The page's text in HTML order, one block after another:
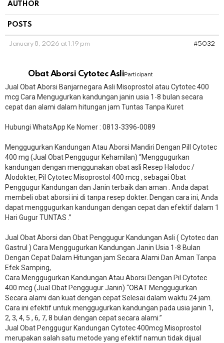
AUTHOR
POSTS
January 8, 2026 at 1:19 pm #5032
Obat Aborsi Cytotec AsliParticipant
Jual Obat Aborsi Banjarnegara Asli Misoprostol atau Cytotec 400
mcg Cara Mengugurkan kandungan janin usia 1-8 bulan secara
cepat dan alami dalam hitungan jam Tuntas Tanpa Kuret
Hubungi WhatsApp Ke Nomer : 0813-3396-0089​
Menggugurkan Kandungan Atau Aborsi Mandiri Dengan Pill Cytotec
400 mg (Jual Obat Penggugur Kehamilan) “Menggugurkan
kandungan dengan menggunakan obat asli Resep Halodoc /
Alodokter, Pil Cytotec Misoprostol 400 mcg , sebagai Obat
Penggugur Kandungan dan Janin terbaik dan aman . Anda dapat
membeli obat aborsi ini di tanpa resep dokter. Dengan cara ini, Anda
dapat menggugurkan kandungan dengan cepat dan efektif dalam 1
Hari Gugur TUNTAS .”
Jual Obat Aborsi dan Obat Penggugur Kandungan Asli ( Cytotec dan
Gastrul ) Cara Menggugurkan Kandungan Janin Usia 1-8 Bulan
Dengan Cepat Dalam Hitungan jam Secara Alami Dan Aman Tanpa
Efek Samping,
Cara Menggugurkan Kandungan Atau Aborsi Dengan Pil Cytotec
400 mcg (Jual Obat Penggugur Janin) “OBAT Menggugurkan
Secara alami dan kuat dengan cepat Selesai dalam waktu 24 jam.
Cara ini efektif untuk menggugurkan kandungan pada usia janin 1,
2, 3, 4, 5 , 6, 7, 8 bulan dengan cepat secara alami.”
Jual Obat Penggugur Kandungan Cytotec 400mcg Misoprostol
merupakan salah satu metode yang efektif namun tidak dijual